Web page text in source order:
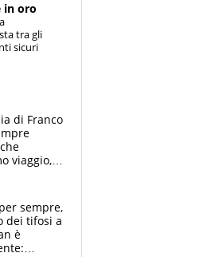
in oro
tra gli
sicuri
di Franco
viaggio,
dei tifosi
sempre,
dei tifosi a
è